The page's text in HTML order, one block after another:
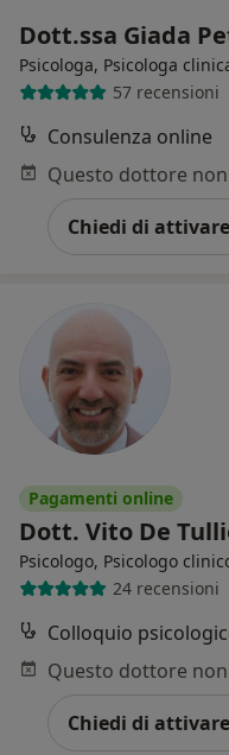
Dott.ssa Giada
Psicologa, Psicologa
57 recensioni
Consulenza online
Chiedi di
Pagamenti online
Dott. Vito De
Psicologo, Psicologo
24 recensioni
Colloquio
Chiedi di